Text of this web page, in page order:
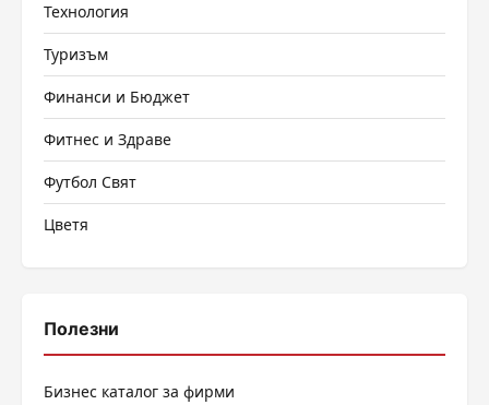
Технология
Туризъм
Финанси и Бюджет
Фитнес и Здраве
Футбол Свят
Цветя
Полезни
Бизнес каталог за фирми